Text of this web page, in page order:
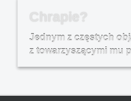
Chrapie?
Jednym z częstych
z towarzyszącymi mu